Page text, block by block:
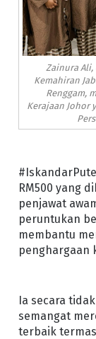
Zainura
Kemahiran
Renggam,
Kerajaan Johor
RM500 yang
penjawat
peruntukan
membantu
penghargaan
Ia secara
semangat
terbaik